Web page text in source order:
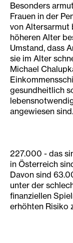
Besonders
Frauen in der
von Altersarmut
höheren Alter
Umstand, dass
sie im Alter
Michael
gesundheitlich
angewiesen sind.
227.000 - das
in Österreich
Davon sind
unter der
finanziellen
erhöhten Risiko